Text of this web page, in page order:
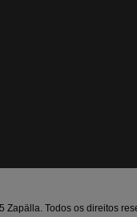
Todos os direitos